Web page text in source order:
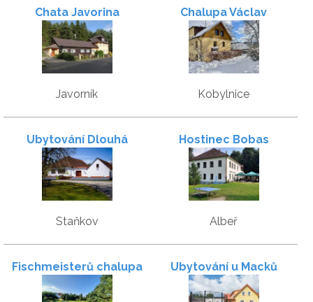
Chata Javorina
Javorník
Chalupa Václav
Kobylnice
Ubytování Dlouhá
Staňkov
Hostinec Bobas
Albeř
Fischmeisterů chalupa Ubytování u Macků